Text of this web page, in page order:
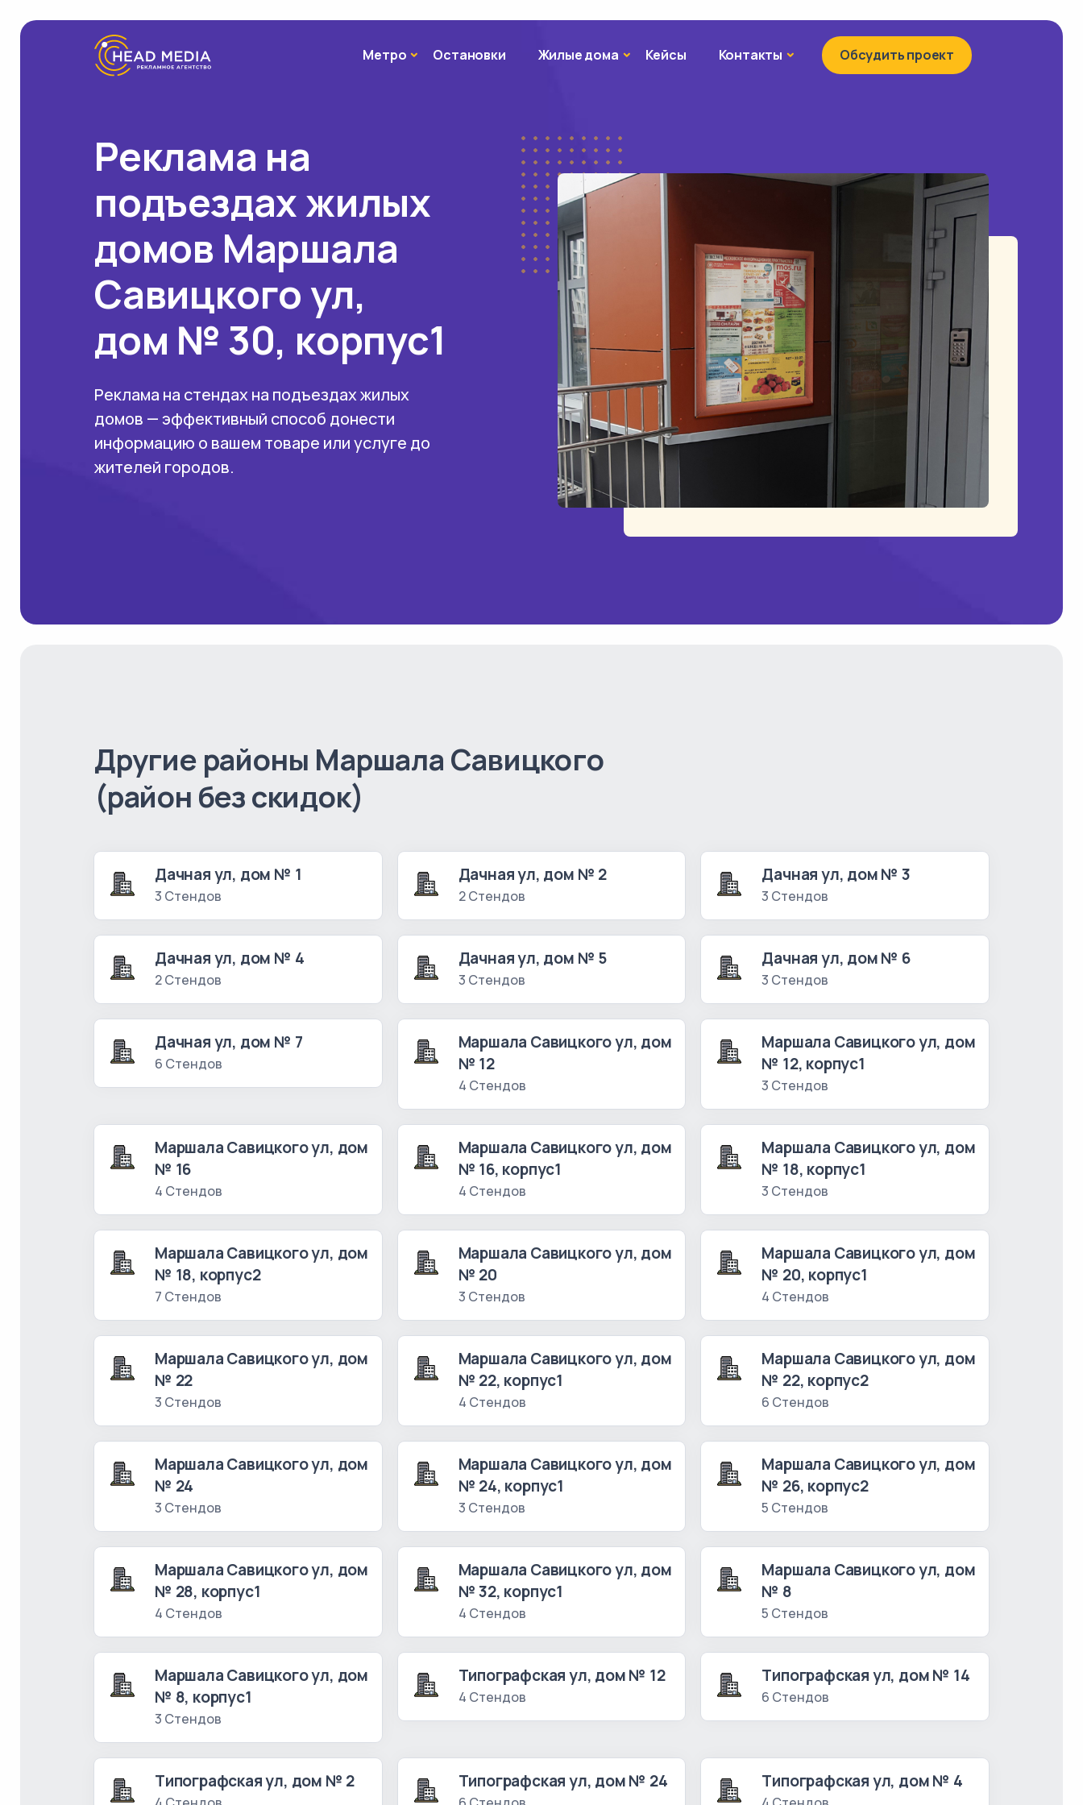
МетроМетроОстановки Жилые домаЖилые дома
Кейсы Контакты КонтактыОбсудить проект
Реклама на
подъездах жилых
домов Маршала
Савицкого ул,
дом № 30, корпус1
Реклама на стендах на подъездах жилых
домов — эффективный способ донести
информацию о вашем товаре или услуге до
жителей городов.
Другие районы Маршала Савицкого
(район без скидок)
Дачная ул, дом № 1
3 Стендов
Дачная ул, дом № 2
2 Стендов
Дачная ул, дом № 3
3 Стендов
Дачная ул, дом № 4
2 Стендов
Дачная ул, дом № 5
3 Стендов
Дачная ул, дом № 6
3 Стендов
Дачная ул, дом № 7
6 Стендов
Маршала Савицкого ул, дом
№ 12
4 Стендов
Маршала Савицкого ул, дом
№ 12, корпус1
3 Стендов
Маршала Савицкого ул, дом
№ 16
4 Стендов
Маршала Савицкого ул, дом
№ 16, корпус1
4 Стендов
Маршала Савицкого ул, дом
№ 18, корпус1
3 Стендов
Маршала Савицкого ул, дом
№ 18, корпус2
7 Стендов
Маршала Савицкого ул, дом
№ 20
3 Стендов
Маршала Савицкого ул, дом
№ 20, корпус1
4 Стендов
Маршала Савицкого ул, дом
№ 22
3 Стендов
Маршала Савицкого ул, дом
№ 22, корпус1
4 Стендов
Маршала Савицкого ул, дом
№ 22, корпус2
6 Стендов
Маршала Савицкого ул, дом
№ 24
3 Стендов
Маршала Савицкого ул, дом
№ 24, корпус1
3 Стендов
Маршала Савицкого ул, дом
№ 26, корпус2
5 Стендов
Маршала Савицкого ул, дом
№ 28, корпус1
4 Стендов
Маршала Савицкого ул, дом
№ 32, корпус1
4 Стендов
Маршала Савицкого ул, дом
№ 8
5 Стендов
Маршала Савицкого ул, дом
№ 8, корпус1
3 Стендов
Типографская ул, дом № 12
4 Стендов
Типографская ул, дом № 14
6 Стендов
Типографская ул, дом № 2 Типографская ул, дом № 24 Типографская ул, дом № 4